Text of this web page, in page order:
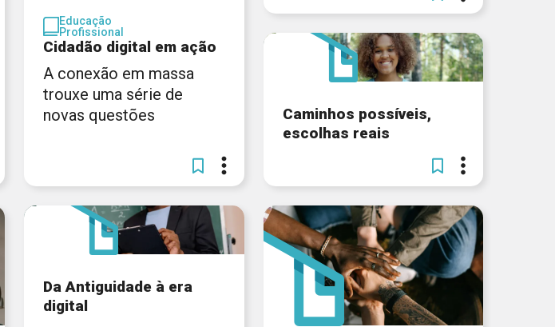
Educação
Profissional
Cidadão digital em ação
A conexão em massa
trouxe uma série de
novas questões
Caminhos possíveis,
escolhas reais
Da Antiguidade à era
digital